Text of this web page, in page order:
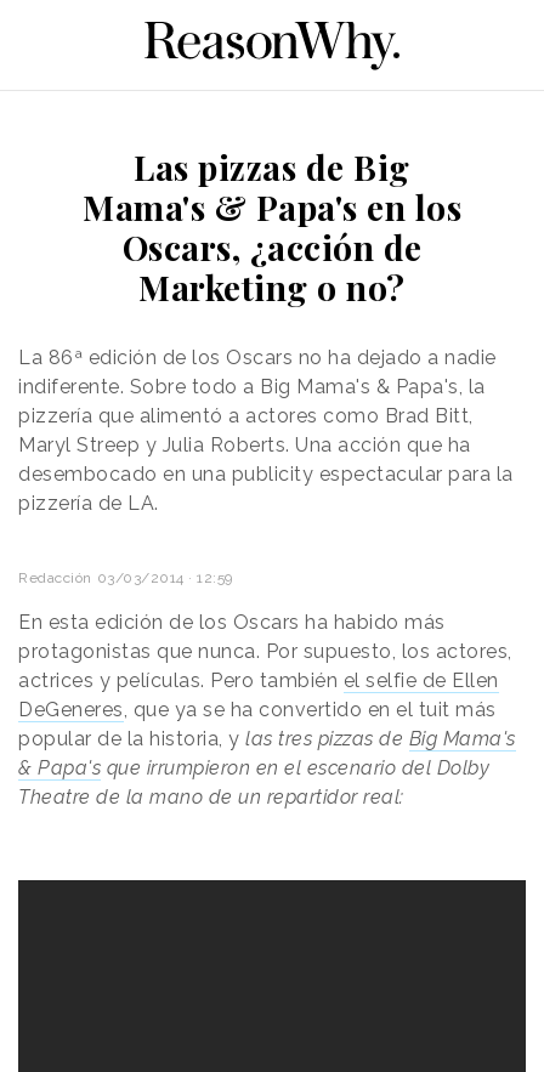
Las pizzas de Big
Mama's & Papa's en los
Oscars, ¿acción de
Marketing o no?
La 86ª edición de los Oscars no ha dejado a nadie
indiferente. Sobre todo a Big Mama's & Papa's, la
pizzería que alimentó a actores como Brad Bitt,
Maryl Streep y Julia Roberts. Una acción que ha
desembocado en una publicity espectacular para la
pizzería de LA.
Redacción 03/03/2014 · 12:59
En esta edición de los Oscars ha habido más
protagonistas que nunca. Por supuesto, los actores,
actrices y películas. Pero también el selfie de Ellen
DeGeneres , que ya se ha convertido en el tuit más
popular de la historia, y las tres pizzas de Big Mama's
& Papa's que irrumpieron en el escenario del Dolby
Theatre de la mano de un repartidor real: